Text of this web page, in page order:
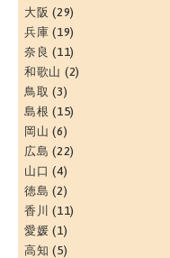
大阪 (29)
兵庫 (19)
奈良 (11)
和歌山 (2)
鳥取 (3)
島根 (15)
岡山 (6)
広島 (22)
山口 (4)
徳島 (2)
香川 (11)
愛媛 (1)
高知 (5)